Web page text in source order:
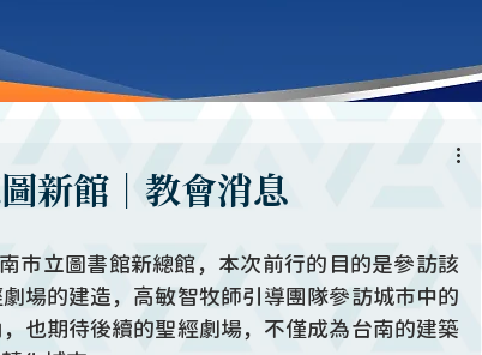
新館｜教會消息
市立圖書館新總館，本次前行的目的是參訪該
場的建造，高敏智牧師引導團隊參訪城市中的
也期待後續的聖經劇場，不僅成為台南的建築